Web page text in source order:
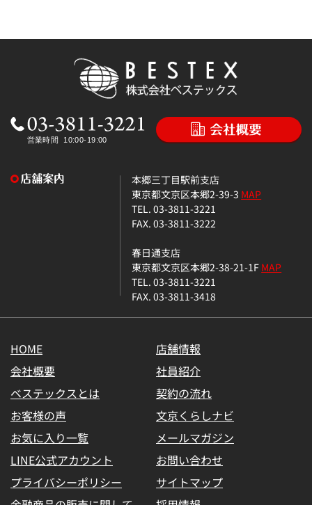
本郷三丁目駅前支店
東京都文京区本郷2-39-3 MAP
TEL. 03-3811-3221
FAX. 03-3811-3222
春日通支店
東京都文京区本郷2-38-21-1FMAP
TEL. 03-3811-3221
FAX. 03-3811-3418
HOME
店舗情報
会社概要
社員紹介
ベステックスとは
契約の流れ
お客様の声
文京くらしナビ
お気に入り一覧
メールマガジン
LINE公式アカウント
お問い合わせ
プライバシーポリシー
サイトマップ